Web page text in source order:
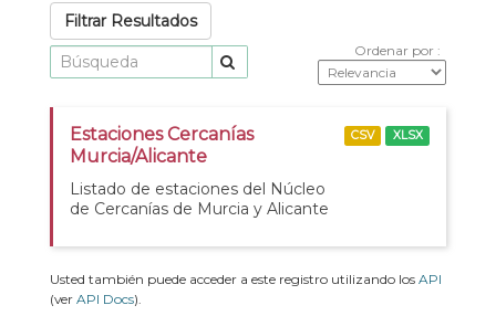
Filtrar Resultados
Ordenar por
Estaciones Cercanías
Murcia/Alicante
Listado de estaciones del Núcleo
de Cercanías de Murcia y Alicante
CSV XLSX
Usted también puede acceder a este registro utilizando los API
(ver API Docs).